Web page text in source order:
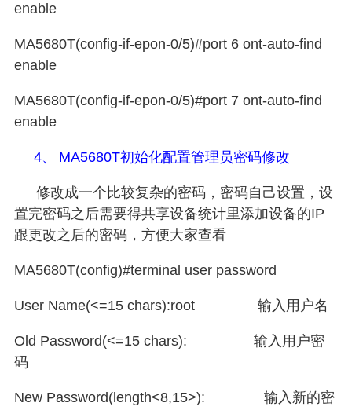
enable
MA5680T(config-if-epon-0/5)#port 6 ont-auto-find
enable
MA5680T(config-if-epon-0/5)#port 7 ont-auto-find
enable
4、 MA5680T初始化配置管理员密码修改
修改成一个比较复杂的密码，密码自己设置，设
置完密码之后需要得共享设备统计里添加设备的IP
跟更改之后的密码，方便大家查看
MA5680T(config)#terminal user password
User Name(<=15 chars):root 输入用户名
Old Password(<=15 chars): 输入用户密
码
New Password(length<8,15>): 输入新的密